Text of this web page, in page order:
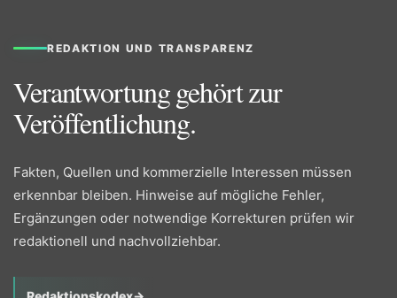
REDAKTION UND TRANSPARENZ
Verantwortung gehört zur
Veröffentlichung.
Fakten, Quellen und kommerzielle Interessen müssen
erkennbar bleiben. Hinweise auf mögliche Fehler,
Ergänzungen oder notwendige Korrekturen prüfen wir
redaktionell und nachvollziehbar.